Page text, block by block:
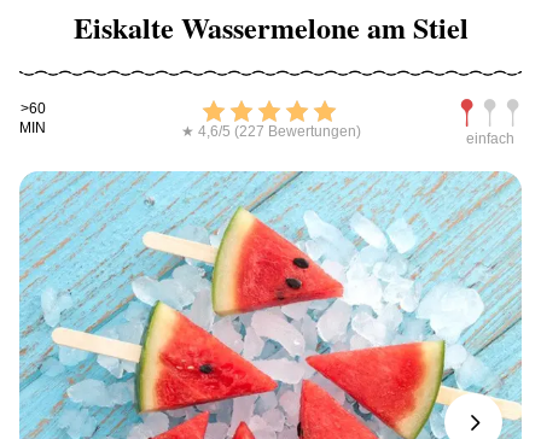
Eiskalte Wassermelone am Stiel
Kochdauer
>60
MIN
Bewerten
★ 4,6/5 (227 Bewertungen) einfach
Next